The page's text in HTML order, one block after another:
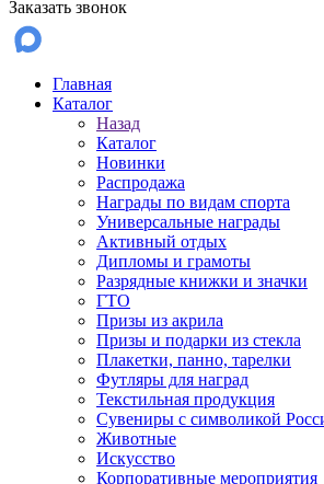
Заказать звонок
Главная
Каталог
Назад
Каталог
Новинки
Распродажа
Награды по видам спорта
Универсальные награды
Активный отдых
Дипломы и грамоты
Разрядные книжки и значки
ГТО
Призы из акрила
Призы и подарки из стекла
Плакетки, панно, тарелки
Футляры для наград
Текстильная продукция
Сувениры с символикой
Животные
Искусство
Корпоративные мероприятия